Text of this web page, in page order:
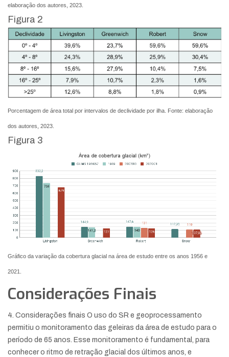
elaboração dos autores, 2023.
Figura 2
Porcentagem de área total por intervalos de declividade por ilha. Fonte: elaboração
dos autores, 2023.
Figura 3
Gráfico da variação da cobertura glacial na área de estudo entre os anos 1956 e
2021.
Considerações Finais
4. Considerações finais O uso do SR e geoprocessamento
permitiu o monitoramento das geleiras da área de estudo para o
período de 65 anos. Esse monitoramento é fundamental, para
conhecer o ritmo de retração glacial dos últimos anos, e